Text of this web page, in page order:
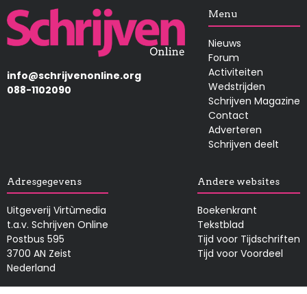
Afbeelding
info@schrijvenonline.org
088-1102090
Menu
Nieuws
Forum
Activiteiten
Wedstrijden
Schrijven Magazine
Contact
Adverteren
Schrijven deelt
Adresgegevens
Uitgeverij Virtùmedia
t.a.v. Schrijven Online
Postbus 595
3700 AN Zeist
Nederland
Andere websites
Boekenkrant
Tekstblad
Tijd voor Tijdschriften
Tijd voor Voordeel